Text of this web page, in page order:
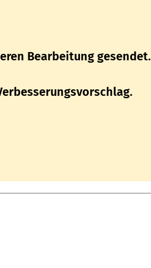
Bearbeitung gesendet.